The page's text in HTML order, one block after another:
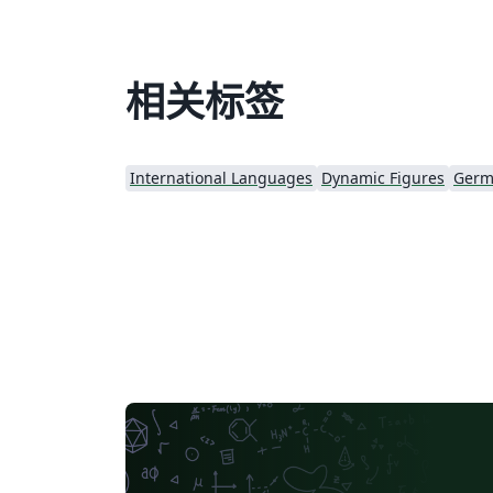
相关标签
International Languages Dynamic Figures